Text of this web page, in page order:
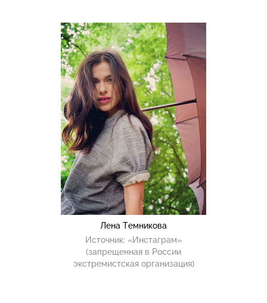
Лена Темникова
Источник: «Инстаграм»
(запрещенная в России
экстремистская организация)